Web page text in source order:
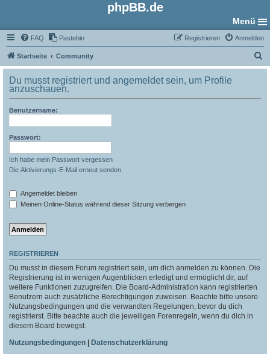
phpBB.de
Menü
FAQ Pastebin Anmelden
Registrieren
Startseite Community
u
Du musst registriert und angemeldet sein, um Profile
anzuschauen.
Benutzername:
Passwort:
Ich habe mein Passwort vergessen
Die Aktivierungs-E-Mail erneut senden
Angemeldet bleiben
Meinen Online-Status während dieser Sitzung verbergen
REGISTRIEREN
Du musst in diesem Forum registriert sein, um dich anmelden zu können. Die
Registrierung ist in wenigen Augenblicken erledigt und ermöglicht dir, auf
weitere Funktionen zuzugreifen. Die Board-Administration kann registrierten
Benutzern auch zusätzliche Berechtigungen zuweisen. Beachte bitte unsere
Nutzungsbedingungen und die verwandten Regelungen, bevor du dich
registrierst. Bitte beachte auch die jeweiligen Forenregeln, wenn du dich in
diesem Board bewegst.
Nutzungsbedingungen | Datenschutzerklärung